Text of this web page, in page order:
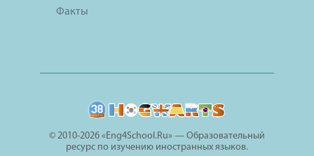
Факты
© 2010-2026 «Eng4School.Ru» — Образовательный
ресурс по изучению иностранных языков.